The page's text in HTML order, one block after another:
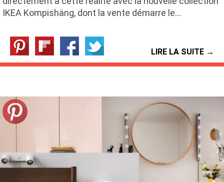
IKEA Kompishäng, dont la vente démarre le…
LIRE LA SUITE →